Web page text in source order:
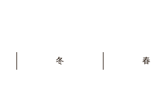
冬 春